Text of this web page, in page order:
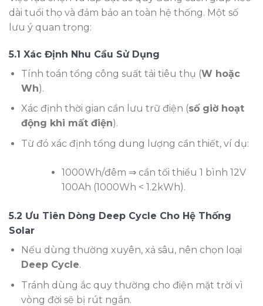
dài tuổi thọ và đảm bảo an toàn hệ thống. Một số
lưu ý quan trọng:
5.1 Xác Định Nhu Cầu Sử Dụng
Tính toán tổng công suất tải tiêu thụ (W hoặc
Wh).
Xác định thời gian cần lưu trữ điện (số giờ hoạt
động khi mất điện).
Từ đó xác định tổng dung lượng cần thiết, ví dụ:
1000Wh/đêm ⇒ cần tối thiểu 1 bình 12V
100Ah (1000Wh < 1.2kWh).
5.2 Ưu Tiên Dòng Deep Cycle Cho Hệ Thống
Solar
Nếu dùng thường xuyên, xả sâu, nên chọn loại
Deep Cycle.
Tránh dùng ắc quy thường cho điện mặt trời vì
vòng đời sẽ bị rút ngắn.